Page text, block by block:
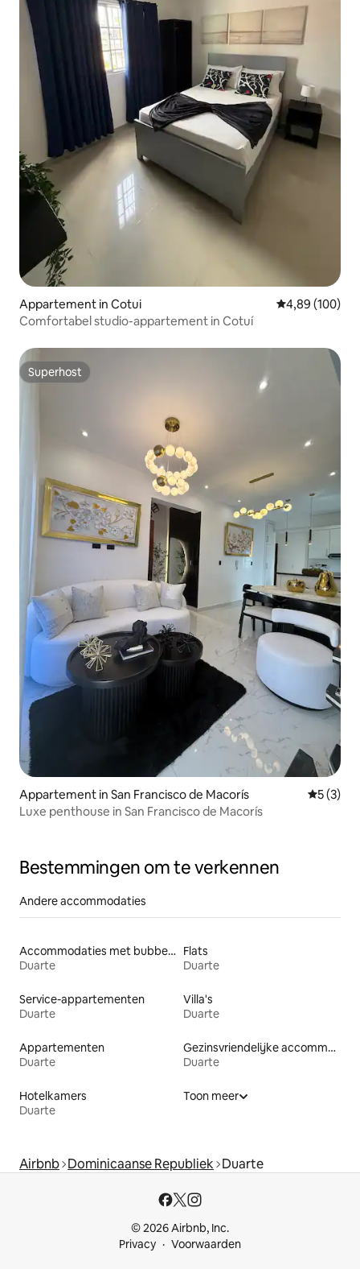
Appartement in Cotui Gemiddelde
4,89 (100)
Comfortabel studio-appartement in Cotuí
Superhost
Superhost
Appartement in San Francisco de Macorís
5 (3)
Luxe penthouse in San Francisco de Macorís
Bestemmingen om te verkennen
Andere accommodaties
Accommodaties met bubbelbad
Duarte
Flats
Duarte
Service-appartementen
Duarte
Villa's
Duarte
Appartementen
Duarte
Gezinsvriendelijke accommodaties
Duarte
Hotelkamers
Duarte
Toon meer
Airbnb Dominicaanse Republiek Duarte
© 2026 Airbnb, Inc.
Privacy
Voorwaarden